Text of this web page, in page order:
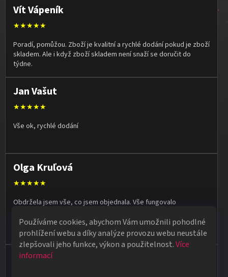
Používáme cookies, abychom Vám umožnili pohodlné
prohlížení webu a díky analýze provozu webu neustále
zlepšovali jeho funkce, výkon a použitelnost.Více
informací
Vít Vápeník
★★★★★
Poradí, pomůžou. Zboží je kvalitní a rychlé dodání pokud je zboží
skladem. Ale i když zboží skladem není snaží se doručit do
týdne.
Jan Vašut
★★★★★
Vše ok, rychlé dodání
Olga Kruľová
★★★★★
Obdržela jsem vše, co jsem objednala. Vše fungovalo
na školní besídce. Objednávka dorazila po 4 dnech, takže
naprostá spokojenost.
Vladimír Jirsák